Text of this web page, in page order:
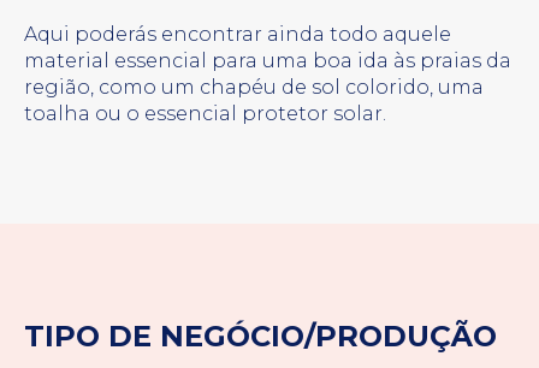
Aqui poderás encontrar ainda todo aquele
material essencial para uma boa ida às praias da
região, como um chapéu de sol colorido, uma
toalha ou o essencial protetor solar.
TIPO DE NEGÓCIO/PRODUÇÃO